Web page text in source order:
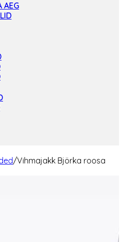
AEG
/Vihmajakk Björka roosa